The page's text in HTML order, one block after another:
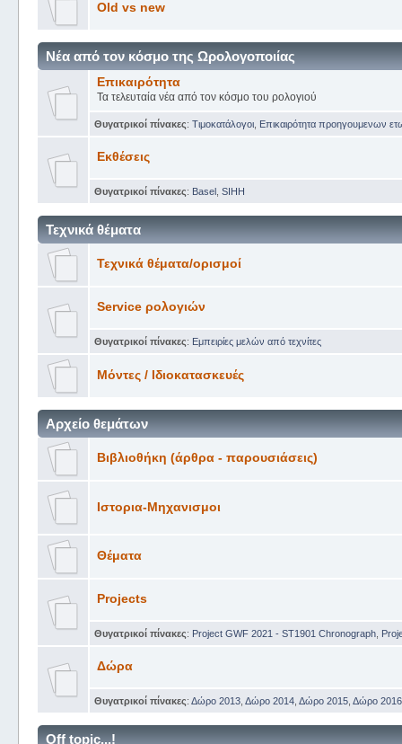
Old vs new
Νέα από τον κόσμο της Ωρολογοποιίας
Επικαιρότητα
Τα τελευταία νέα από τον κόσμο του ρολογιού
Θυγατρικοί πίνακες: Tιμοκατάλογοι, Επικαιρότητα προηγουμενων
Εκθέσεις
Θυγατρικοί πίνακες: Basel, SIHH
Τεχνικά θέματα
Τεχνικά θέματα/ορισμοί
Service ρολογιών
Θυγατρικοί πίνακες: Εμπειρίες μελών από τεχνίτες
Μόντες / Ιδιοκατασκευές
Αρχείο θεμάτων
Βιβλιοθήκη (άρθρα - παρουσιάσεις)
Ιστορια-Μηχανισμοι
Θέματα
Projects
Θυγατρικοί πίνακες: Project GWF 2021 - ST1901 Chronograph,
Δώρα
Θυγατρικοί πίνακες: Δώρο 2013, Δώρο 2014, Δώρο 2015, Δώρο 2016
Off topic...!